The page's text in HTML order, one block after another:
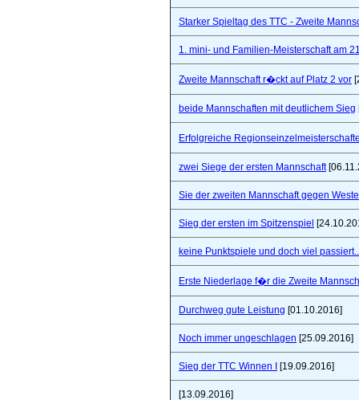
Starker Spieltag des TTC - Zweite
1. mini- und Familien-Meisterschaft am
Zweite Mannschaft r�ckt auf Platz 2 vor
beide Mannschaften mit deutlichem Sieg
Erfolgreiche
zwei Siege der ersten Mannschaft
Sie der zweiten Mannschaft gegen
Sieg der ersten im Spitzenspiel
keine Punktspiele und doch viel
Erste Niederlage f�r die Zweite
Durchweg gute Leistung [01.10.2016]
Noch immer ungeschlagen [25.09.2016]
Sieg der TTC Winnen I [19.09.2016]
[13.09.2016]